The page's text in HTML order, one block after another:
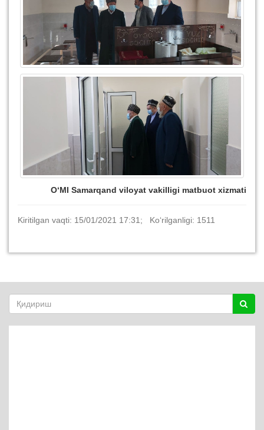
O‘MI Samarqand viloyat vakilligi matbuot xizmati
Kiritilgan vaqti: 15/01/2021 17:31; Ko‘rilganligi: 1511